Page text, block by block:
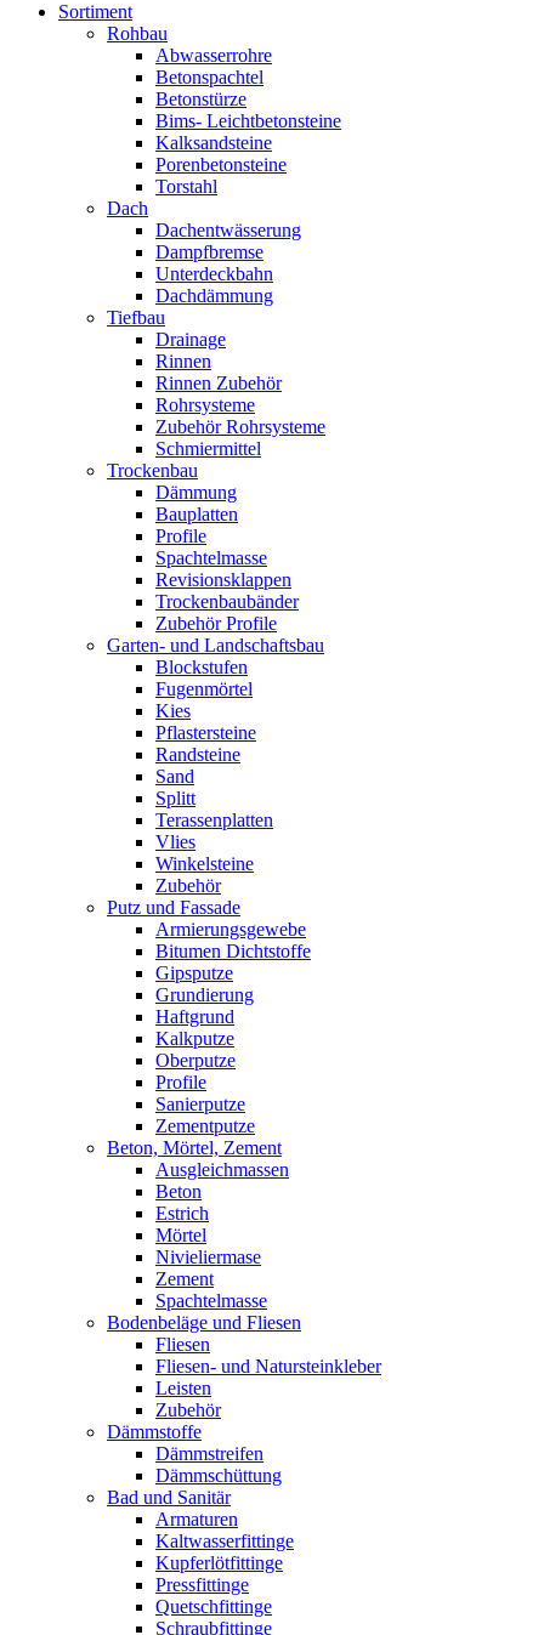
Sortiment
Rohbau
Abwasserrohre
Betonspachtel
Betonstürze
Bims- Leichtbetonsteine
Kalksandsteine
Porenbetonsteine
Torstahl
Dach
Dachentwässerung
Dampfbremse
Unterdeckbahn
Dachdämmung
Tiefbau
Drainage
Rinnen
Rinnen Zubehör
Rohrsysteme
Zubehör Rohrsysteme
Schmiermittel
Trockenbau
Dämmung
Bauplatten
Profile
Spachtelmasse
Revisionsklappen
Trockenbaubänder
Zubehör Profile
Garten- und Landschaftsbau
Blockstufen
Fugenmörtel
Kies
Pflastersteine
Randsteine
Sand
Splitt
Terassenplatten
Vlies
Winkelsteine
Zubehör
Putz und Fassade
Armierungsgewebe
Bitumen Dichtstoffe
Gipsputze
Grundierung
Haftgrund
Kalkputze
Oberputze
Profile
Sanierputze
Zementputze
Beton, Mörtel, Zement
Ausgleichmassen
Beton
Estrich
Mörtel
Nivieliermase
Zement
Spachtelmasse
Bodenbeläge und Fliesen
Fliesen
Fliesen- und Natursteinkleber
Leisten
Zubehör
Dämmstoffe
Dämmstreifen
Dämmschüttung
Bad und Sanitär
Armaturen
Kaltwasserfittinge
Kupferlötfittinge
Pressfittinge
Quetschfittinge
Schraubfittinge